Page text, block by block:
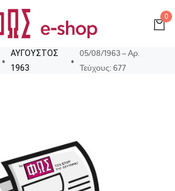
0
ΑΥΓΟΥΣΤΟΣ
1963
05/08/1963 – Αρ.
Τεύχους: 677